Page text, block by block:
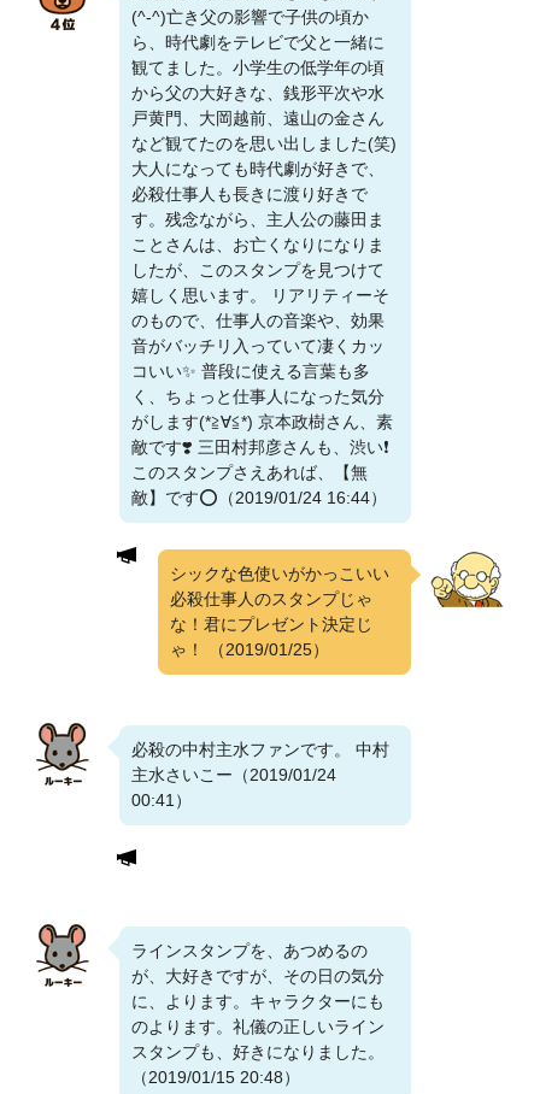
(^-^)亡き父の影響で子供の頃か
ら、時代劇をテレビで父と一緒に
観てました。小学生の低学年の頃
から父の大好きな、銭形平次や水
戸黄門、大岡越前、遠山の金さん
など観てたのを思い出しました(笑)
大人になっても時代劇が好きで、
必殺仕事人も長きに渡り好きで
す。残念ながら、主人公の藤田ま
ことさんは、お亡くなりになりま
したが、このスタンプを見つけて
嬉しく思います。 リアリティーそ
のもので、仕事人の音楽や、効果
音がバッチリ入っていて凄くカッ
コいい✨ 普段に使える言葉も多
く、ちょっと仕事人になった気分
がします(*≧∀≦*) 京本政樹さん、素
敵です❣️ 三田村邦彦さんも、渋い❗
このスタンプさえあれば、【無
敵】です⭕（2019/01/24 16:44）
シックな色使いがかっこいい
必殺仕事人のスタンプじゃ
な！君にプレゼント決定じ
ゃ！
（2019/01/25）
必殺の中村主水ファンです。 中村
主水さいこー（2019/01/24
00:41）
ラインスタンプを、あつめるの
が、大好きですが、その日の気分
に、よります。キャラクターにも
のよります。礼儀の正しいライン
スタンプも、好きになりました。
（2019/01/15 20:48）